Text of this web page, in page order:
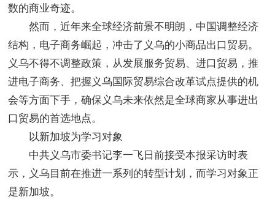
数的商业奇迹。
然而，近年来全球经济前景不明朗，中国调整经济
结构，电子商务崛起，冲击了义乌的小商品出口贸易。
义乌不得不调整政策，从发展服务贸易、进口贸易，推
进电子商务、把握义乌国际贸易综合改革试点提供的机
会等方面下手，确保义乌未来依然是全球商家从事进出
口贸易的首选地点。
以新加坡为学习对象
中共义乌市委书记李一飞日前接受本报采访时表
示，义乌目前在推进一系列的转型计划，而学习对象正
是新加坡。